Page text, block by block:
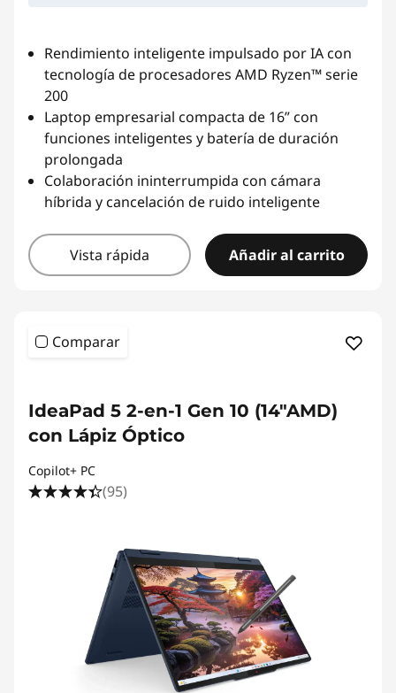
Rendimiento inteligente impulsado por IA con
tecnología de procesadores AMD Ryzen™ serie
200
Laptop empresarial compacta de 16” con
funciones inteligentes y batería de duración
prolongada
Colaboración ininterrumpida con cámara
híbrida y cancelación de ruido inteligente
Vista rápida Añadir al carrito
Comparar
IdeaPad 5 2-en-1 Gen 10 (14"AMD)
con Lápiz Óptico
Copilot+ PC
(95)